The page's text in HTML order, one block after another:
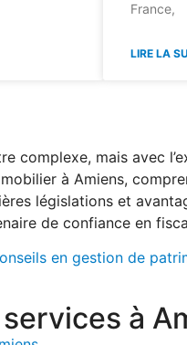
France,
LIRE LA
complexe, mais avec
à Amiens,
législations et
de confiance en
en gestion de
à